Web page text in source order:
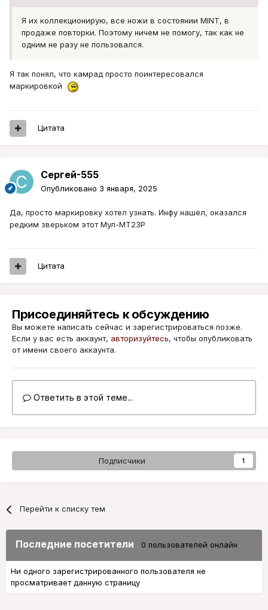
Я их коллекционирую, все ножи в состоянии MINT, в
продаже повторки. Поэтому ничем не помогу, так как не
одним не разу не пользовался.
Я так понял, что камрад просто поинтересовался
маркировкой
Цитата
Сергей-555
Опубликовано 3 января, 2025
Да, просто маркировку хотел узнать. Инфу нашёл, оказался
редким зверьком этот Мул-МТ23Р
Цитата
Присоединяйтесь к обсуждению
Вы можете написать сейчас и зарегистрироваться позже.
Если у вас есть аккаунт, авторизуйтесь, чтобы опубликовать
от имени своего аккаунта.
Ответить в этой теме...
Подписчики 1
Перейти к списку тем
Последние посетители 0 пользователей онлайн
Ни одного зарегистрированного пользователя не
просматривает данную страницу